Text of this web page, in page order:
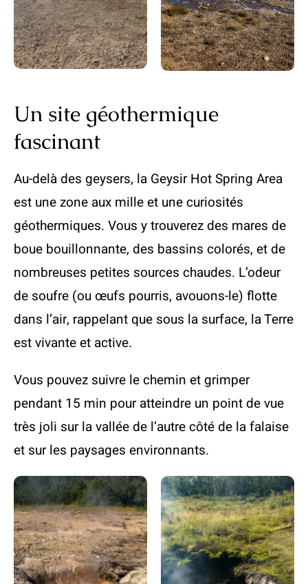
Un site géothermique
fascinant
Au-delà des geysers, la Geysir Hot Spring Area
est une zone aux mille et une curiosités
géothermiques. Vous y trouverez des mares de
boue bouillonnante, des bassins colorés, et de
nombreuses petites sources chaudes. L’odeur
de soufre (ou œufs pourris, avouons-le) flotte
dans l’air, rappelant que sous la surface, la Terre
est vivante et active.
Vous pouvez suivre le chemin et grimper
pendant 15 min pour atteindre un point de vue
très joli sur la vallée de l’autre côté de la falaise
et sur les paysages environnants.